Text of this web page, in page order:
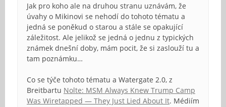
Jak pro koho ale na druhou stranu uznávám, že
úvahy o Mikinovi se nehodí do tohoto tématu a
jedná se poněkud o starou a stále se opakující
záležitost. Ale jelikož se jedná o jednu z typických
známek dnešní doby, mám pocit, že si zaslouží tu a
tam poznámku…
Co se týče tohoto tématu a Watergate 2.0, z
Breitbartu Nolte: MSM Always Knew Trump Camp
Was Wiretapped — They Just Lied About It. Médiím